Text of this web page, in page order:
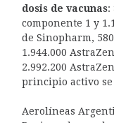
dosis de vacunas:
componente 1 y
de Sinopharm,
1.944.000
2.992.200
principio activo
Aerolíneas